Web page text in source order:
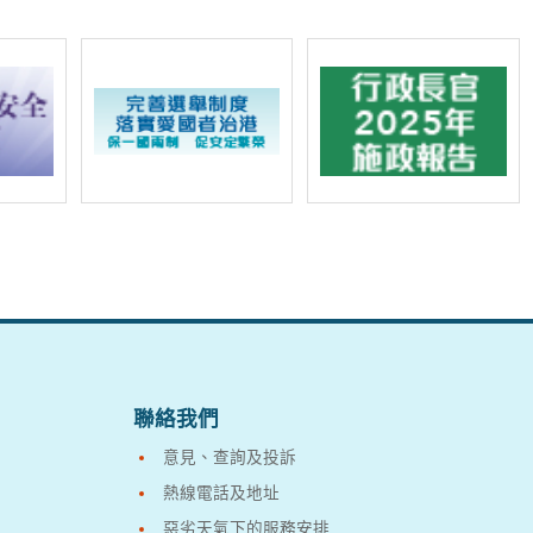
聯絡我們
意見、查詢及投訴
熱線電話及地址
惡劣天氣下的服務安排